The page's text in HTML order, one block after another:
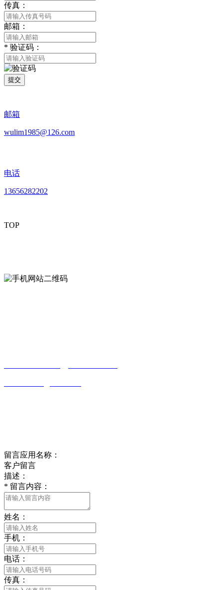
传真：
邮箱：
* 验证码：
提交
邮箱
wulim1985@126.com
电话
13656282202
TOP
留言应用名称：
客户留言
描述：
* 留言内容：
姓名：
手机：
电话：
传真：